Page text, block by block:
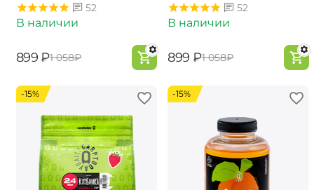
52
В наличии
‍899‍ ₽‍1 058‍₽
52
В наличии
‍899‍ ₽‍1 058‍₽
-15% -15%